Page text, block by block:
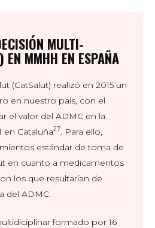
MULTI-
EN MMHH EN ESPAÑA
(CatSalut) realizó en 2015 un
en nuestro país, con el
el valor del ADMC en la
Cataluña27. Para ello,
estándar de toma de
en cuanto a medicamentos
los que resultarían de
del ADMC.
formado por 16